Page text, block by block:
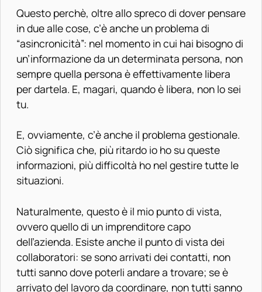
Questo perchè, oltre allo spreco di dover pensare
in due alle cose, c’è anche un problema di
“asincronicità”: nel momento in cui hai bisogno di
un’informazione da un determinata persona, non
sempre quella persona è effettivamente libera
per dartela. E, magari, quando è libera, non lo sei
tu.
E, ovviamente, c’è anche il problema gestionale.
Ciò significa che, più ritardo io ho su queste
informazioni, più difficoltà ho nel gestire tutte le
situazioni.
Naturalmente, questo è il mio punto di vista,
ovvero quello di un imprenditore capo
dell’azienda. Esiste anche il punto di vista dei
collaboratori: se sono arrivati dei contatti, non
tutti sanno dove poterli andare a trovare; se è
arrivato del lavoro da coordinare, non tutti sanno